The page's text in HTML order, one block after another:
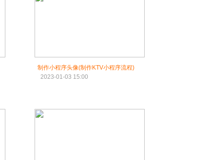
制作小程序头像(制作KTV小程序流程)
2023-01-03 15:00